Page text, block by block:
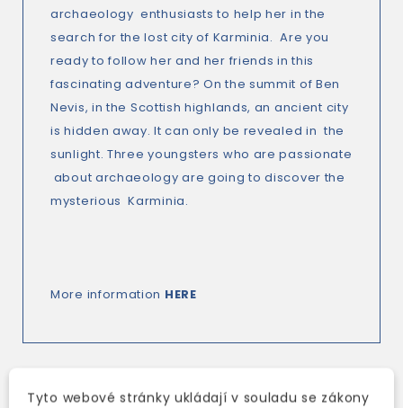
archaeology enthusiasts to help her in the
search for the lost city of Karminia. Are you
ready to follow her and her friends in this
fascinating adventure? On the summit of Ben
Nevis, in the Scottish highlands, an ancient city
is hidden away. It can only be revealed in the
sunlight. Three youngsters who are passionate
about archaeology are going to discover the
mysterious Karminia.
More information HERE
Tyto webové stránky ukládají v souladu se zákony